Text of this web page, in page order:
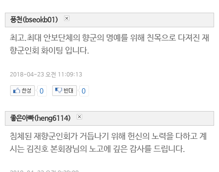
풍천(bseokb01)
최고.최대 안보단체의 향군의 명예를 위해 친목으로 다져진 재
향군인회 화이팅 입니다.
2018-04-23 오전 11:09:13
0 0
좋은아빠(heng6114)
침체된 재향군인회가 거듭나기 위해 헌신의 노력을 다하고 계
시는 김진호 본회장님의 노고에 깊은 감사를 드립니다.